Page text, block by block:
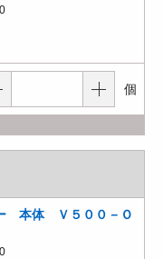
個
本体 Ｖ５００－Ｏ